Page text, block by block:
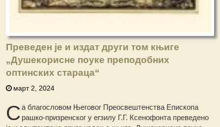
Преведен је и издат други том књиге
„Душекорисне поуке преподобних
оптинских стараца“
март 2, 2024
Са благословом Његовог Преосвештенства Епископа
рашко-призренског у егзилу Г.Г. Ксенофонта преведено